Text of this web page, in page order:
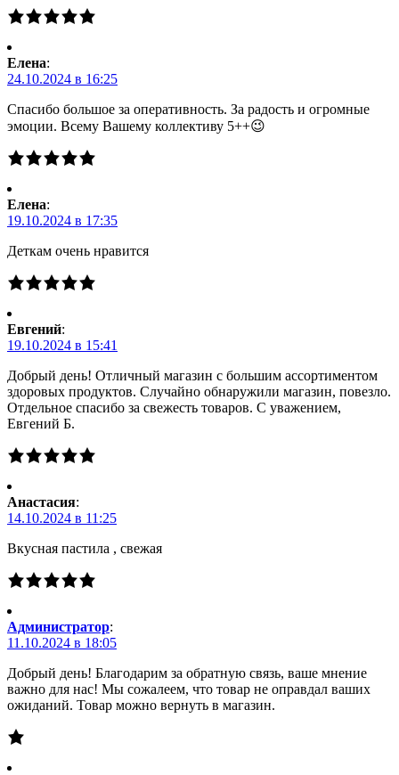
Елена:
24.10.2024 в 16:25
Спасибо большое за оперативность. За радость и огромные
эмоции. Всему Вашему коллективу 5++😉
Елена:
19.10.2024 в 17:35
Деткам очень нравится
Евгений:
19.10.2024 в 15:41
Добрый день! Отличный магазин с большим ассортиментом
здоровых продуктов. Случайно обнаружили магазин, повезло.
Отдельное спасибо за свежесть товаров. С уважением,
Евгений Б.
Анастасия:
14.10.2024 в 11:25
Вкусная пастила , свежая
Администратор:
11.10.2024 в 18:05
Добрый день! Благодарим за обратную связь, ваше мнение
важно для нас! Мы сожалеем, что товар не оправдал ваших
ожиданий. Товар можно вернуть в магазин.